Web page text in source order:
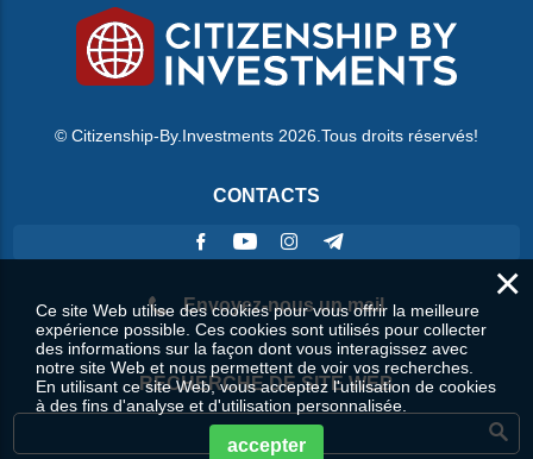
© Citizenship-By.Investments 2026.Tous droits réservés!
CONTACTS
Envoyez-nous un mail
RECHERCHE DE SITE WEB
×
Ce site Web utilise des cookies pour vous offrir la meilleure
expérience possible. Ces cookies sont utilisés pour collecter
des informations sur la façon dont vous interagissez avec
notre site Web et nous permettent de voir vos recherches.
En utilisant ce site Web, vous acceptez l'utilisation de cookies
à des fins d'analyse et d'utilisation personnalisée.
accepter